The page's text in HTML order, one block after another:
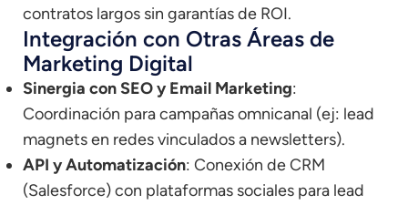
contratos largos sin garantías de ROI.
Integración con Otras Áreas de
Marketing Digital
Sinergia con SEO y Email Marketing:
Coordinación para campañas omnicanal (ej: lead
magnets en redes vinculados a newsletters).
API y Automatización: Conexión de CRM
(Salesforce) con plataformas sociales para lead